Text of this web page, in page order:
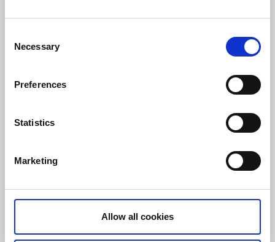
Selection
Necessary
Preferences
Statistics
Marketing
Allow all cookies
Här kan du experimentera i Labbet, bygga i
tillsammans samtidigt som du lär dig massor.
Balthazar Science
Center